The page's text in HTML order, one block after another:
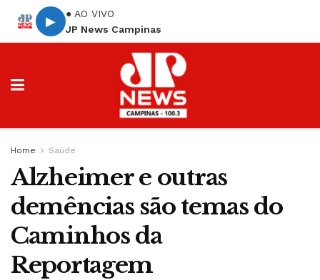
▶
● AO VIVO
JP News Campinas
Home Saúde
Alzheimer e outras
demências são temas do
Caminhos da
Reportagem